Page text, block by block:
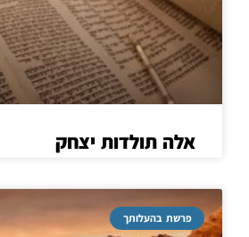
אלה תולדות יצחק
פרשת בהעלותך